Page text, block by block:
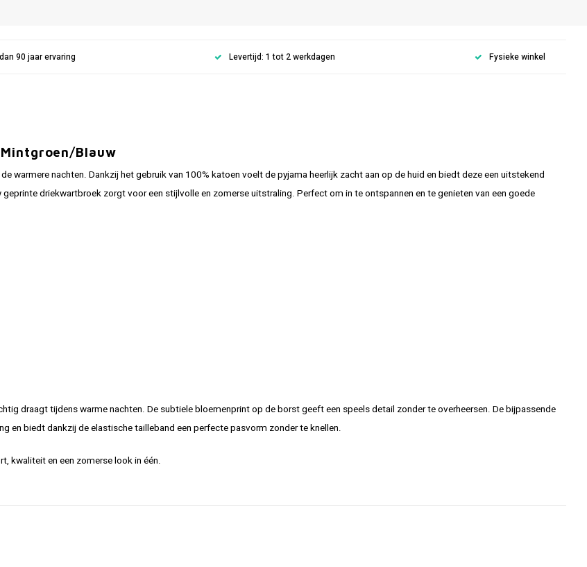
90 jaar ervaring Levertijd: 1 tot 2 werkdagen Fysieke winkel
Blauw
warmere nachten. Dankzij het gebruik van 100% katoen voelt de pyjama heerlijk zacht aan op de huid en biedt deze een uitstekend
driekwartbroek zorgt voor een stijlvolle en zomerse uitstraling. Perfect om in te ontspannen en te genieten van een goede
draagt tijdens warme nachten. De subtiele bloemenprint op de borst geeft een speels detail zonder te overheersen. De bijpassende
en biedt dankzij de elastische tailleband een perfecte pasvorm zonder te knellen.
kwaliteit en een zomerse look in één.